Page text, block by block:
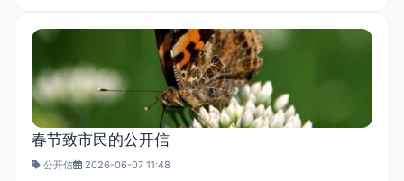
春节致市民的公开信
公开信 2026-06-07 11:48